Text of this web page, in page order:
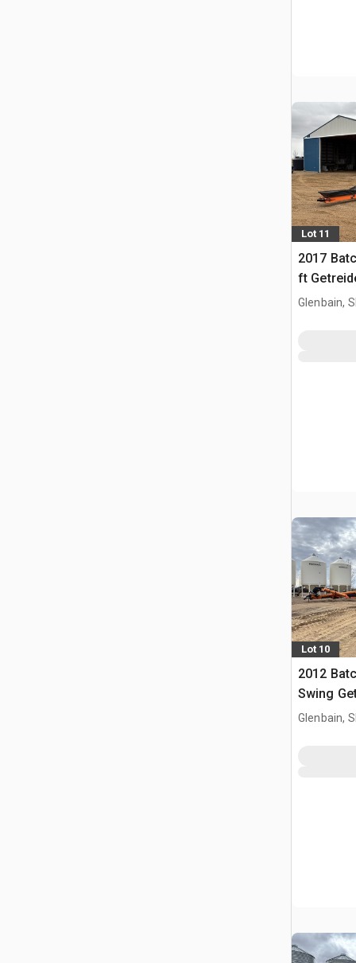
Lot 11
2017
ft
Glenbain,
Lot 10
2012
Swing
Glenbain,